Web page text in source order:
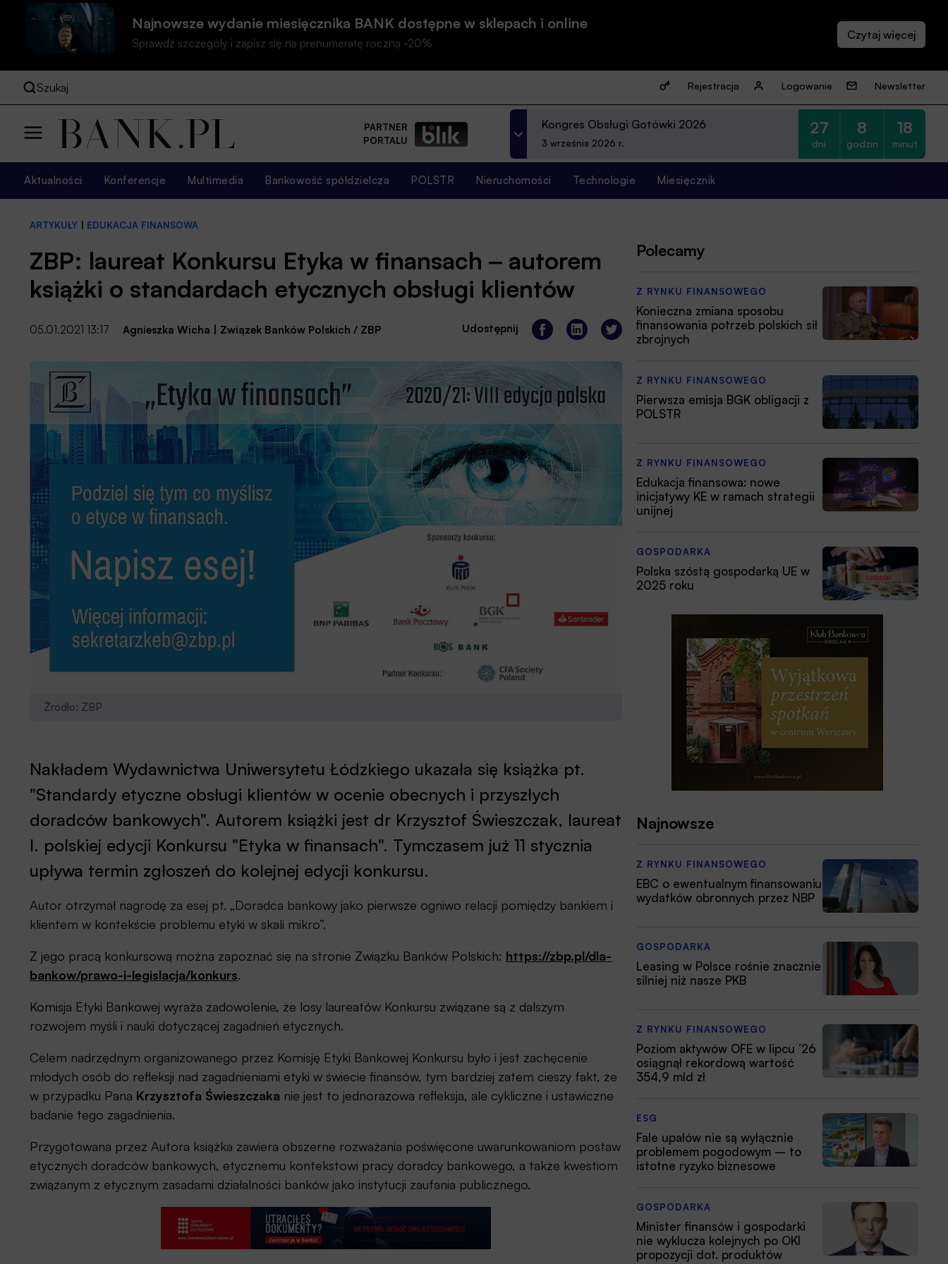
Najnowsze wydanie miesięcznika BANK dostępne w sklepach i online
Sprawdź szczegóły i zapisz się na prenumeratę roczną -20%
Szukaj Rejestracja Logowanie Newsletter
PARTNER
PORTALU
Kongres Obsługi Gotówki 2026
3 września 2026 r.
27
dni
8
godzin
18
minut
Aktualności Konferencje Multimedia Bankowość spółdzielcza POLSTR Nieruchomości Technologie Miesięcznik
ARTYKUŁY | EDUKACJA FINANSOWA
ZBP: laureat Konkursu Etyka w finansach ‒ autorem
książki o standardach etycznych obsługi klientów
05.01.2021 13:17 Agnieszka Wicha Związek Banków Polskich / ZBP Udostępnij
Źródło: ZBP
Nakładem Wydawnictwa Uniwersytetu Łódzkiego ukazała się książka pt.
"Standardy etyczne obsługi klientów w ocenie obecnych i przyszłych
doradców bankowych". Autorem książki jest dr Krzysztof Świeszczak, laureat
I. polskiej edycji Konkursu "Etyka w finansach". Tymczasem już 11 stycznia
upływa termin zgłoszeń do kolejnej edycji konkursu.
Autor otrzymał nagrodę za esej pt. „Doradca bankowy jako pierwsze ogniwo relacji pomiędzy bankiem i
klientem w kontekście problemu etyki w skali mikro”.
Z jego pracą konkursową można zapoznać się na stronie Związku Banków Polskich: https://zbp.pl/dla-
bankow/prawo-i-legislacja/konkurs.
Komisja Etyki Bankowej wyraża zadowolenie, że losy laureatów Konkursu związane są z dalszym
rozwojem myśli i nauki dotyczącej zagadnień etycznych.
Celem nadrzędnym organizowanego przez Komisję Etyki Bankowej Konkursu było i jest zachęcenie
młodych osób do refleksji nad zagadnieniami etyki w świecie finansów, tym bardziej zatem cieszy fakt, że
w przypadku Pana Krzysztofa Świeszczaka nie jest to jednorazowa refleksja, ale cykliczne i ustawiczne
badanie tego zagadnienia.
Przygotowana przez Autora książka zawiera obszerne rozważania poświęcone uwarunkowaniom postaw
etycznych doradców bankowych, etycznemu kontekstowi pracy doradcy bankowego, a także kwestiom
związanym z etycznym zasadami działalności banków jako instytucji zaufania publicznego.
Polecamy
Z RYNKU FINANSOWEGO
Konieczna zmiana sposobu
finansowania potrzeb polskich sił
zbrojnych
Z RYNKU FINANSOWEGO
Pierwsza emisja BGK obligacji z
POLSTR
Z RYNKU FINANSOWEGO
Edukacja finansowa: nowe
inicjatywy KE w ramach strategii
unijnej
GOSPODARKA
Polska szóstą gospodarką UE w
2025 roku
Najnowsze
Z RYNKU FINANSOWEGO
EBC o ewentualnym finansowaniu
wydatków obronnych przez NBP
GOSPODARKA
Leasing w Polsce rośnie znacznie
silniej niż nasze PKB
Z RYNKU FINANSOWEGO
Poziom aktywów OFE w lipcu ’26
osiągnął rekordową wartość
354,9 mld zł
ESG
Fale upałów nie są wyłącznie
problemem pogodowym – to
istotne ryzyko biznesowe
GOSPODARKA
Minister finansów i gospodarki
nie wyklucza kolejnych po OKI
propozycji dot. produktów